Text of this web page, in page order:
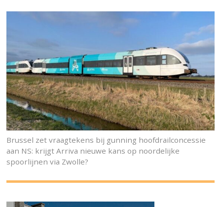
Brussel zet vraagtekens bij gunning hoofdrailconcessie
aan NS: krijgt Arriva nieuwe kans op noordelijke
spoorlijnen via Zwolle?